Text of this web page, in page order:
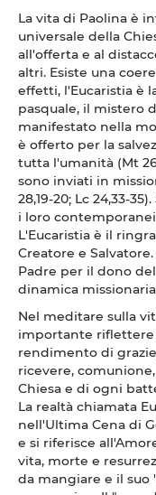
La vita di Paolina è
universale della
all'offerta e al
altri. Esiste una
effetti, l'Eucaristia è
pasquale, il mistero
manifestato nella
è offerto per la
tutta l'umanità (Mt
sono inviati in
28,19-20; Lc 24,33-
i loro
L'Eucaristia è il
Creatore e
Padre per il dono
dinamica
Nel meditare sulla
importante riflettere
rendimento di
ricevere,
Chiesa e di ogni
La realtà chiamata
nell'Ultima Cena di
e si riferisce
vita, morte e
da mangiare e il suo